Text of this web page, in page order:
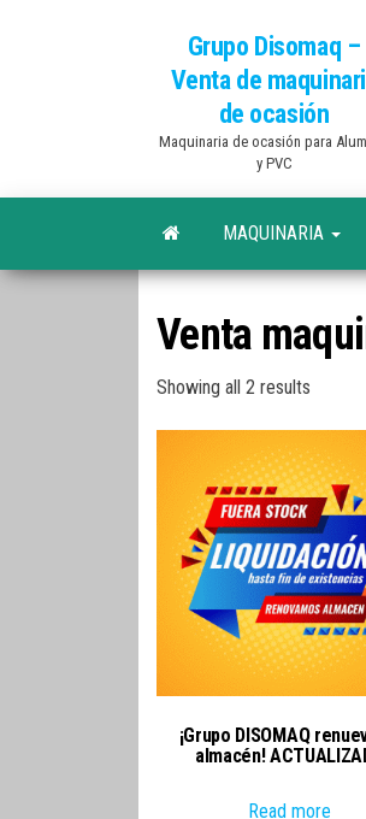
Grupo Disomaq –
Venta de
de ocasión
Maquinaria de ocasión para
y PVC
MAQUINARIA
Venta
Showing all 2 results
¡Grupo DISOMAQ
almacén!
Read more